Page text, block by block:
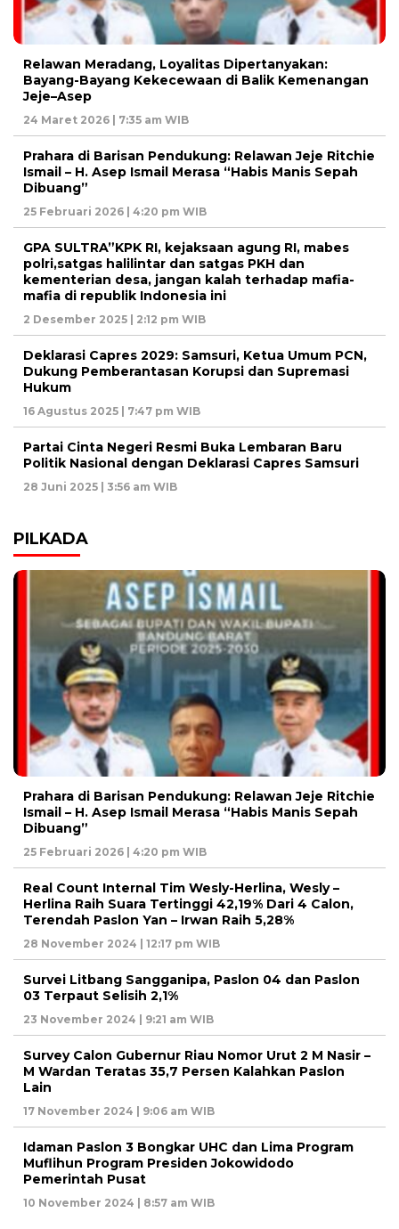
Relawan Meradang, Loyalitas Dipertanyakan:
Bayang-Bayang Kekecewaan di Balik Kemenangan
Jeje–Asep
24 Maret 2026 | 7:35 am WIB
Prahara di Barisan Pendukung: Relawan Jeje Ritchie
Ismail – H. Asep Ismail Merasa “Habis Manis Sepah
Dibuang”
25 Februari 2026 | 4:20 pm WIB
GPA SULTRA”KPK RI, kejaksaan agung RI, mabes
polri,satgas halilintar dan satgas PKH dan
kementerian desa, jangan kalah terhadap mafia-
mafia di republik Indonesia ini
2 Desember 2025 | 2:12 pm WIB
Deklarasi Capres 2029: Samsuri, Ketua Umum PCN,
Dukung Pemberantasan Korupsi dan Supremasi
Hukum
16 Agustus 2025 | 7:47 pm WIB
Partai Cinta Negeri Resmi Buka Lembaran Baru
Politik Nasional dengan Deklarasi Capres Samsuri
28 Juni 2025 | 3:56 am WIB
PILKADA
Prahara di Barisan Pendukung: Relawan Jeje Ritchie
Ismail – H. Asep Ismail Merasa “Habis Manis Sepah
Dibuang”
25 Februari 2026 | 4:20 pm WIB
Real Count Internal Tim Wesly-Herlina, Wesly –
Herlina Raih Suara Tertinggi 42,19% Dari 4 Calon,
Terendah Paslon Yan – Irwan Raih 5,28%
28 November 2024 | 12:17 pm WIB
Survei Litbang Sangganipa, Paslon 04 dan Paslon
03 Terpaut Selisih 2,1%
23 November 2024 | 9:21 am WIB
Survey Calon Gubernur Riau Nomor Urut 2 M Nasir –
M Wardan Teratas 35,7 Persen Kalahkan Paslon
Lain
17 November 2024 | 9:06 am WIB
Idaman Paslon 3 Bongkar UHC dan Lima Program
Muflihun Program Presiden Jokowidodo
Pemerintah Pusat
10 November 2024 | 8:57 am WIB